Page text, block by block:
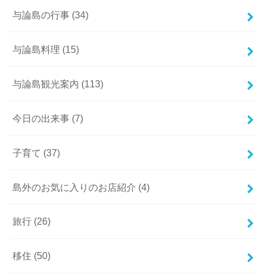
与論島の行事 (34)
与論島料理 (15)
与論島観光案内 (113)
今日の出来事 (7)
子育て (37)
島外のお気に入りのお店紹介 (4)
旅行 (26)
移住 (50)